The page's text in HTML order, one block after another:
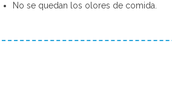
No se quedan los olores de comida.